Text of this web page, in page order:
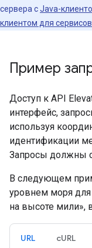
сервера сJava-
клиентом для
Пример
Доступ к API
интерфейс,
используя
идентификации
Запросы должны
В следующем
уровнем моря
на высоте мили»,
URL cURL